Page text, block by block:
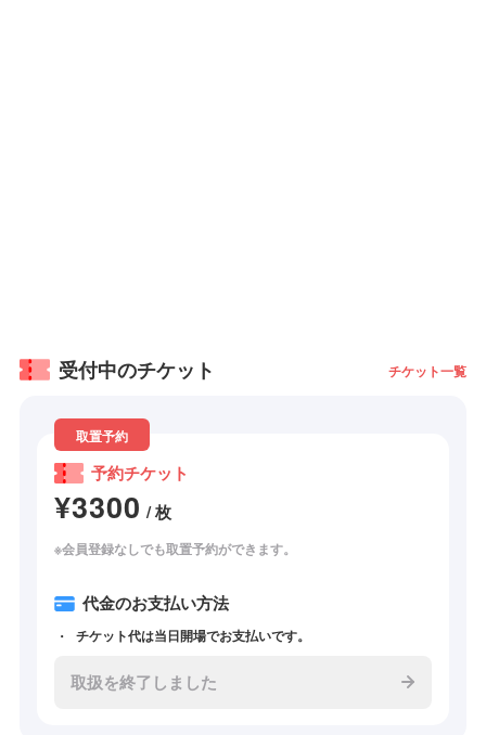
受付中のチケット チケット一覧
取置予約
予約チケット
¥3300 / 枚
※会員登録なしでも取置予約ができます。
代金のお支払い方法
チケット代は当日開場でお支払いです。
取扱を終了しました